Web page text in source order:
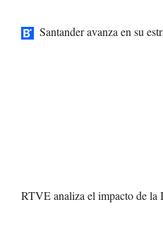
Santander avanza en su
RTVE analiza el impacto de